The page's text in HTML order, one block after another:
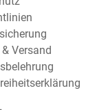
Versand